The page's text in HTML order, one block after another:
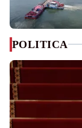
POLITICA